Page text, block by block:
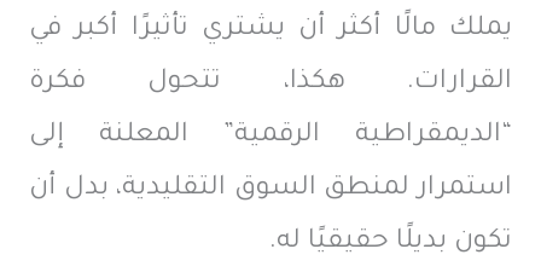
يملك مالًا أكثر أن يشتري تأثيرًا أكبر في
القرارات. هكذا، تتحول فكرة
“الديمقراطية الرقمية” المعلنة إلى
استمرار لمنطق السوق التقليدية، بدل أن
تكون بديلًا حقيقيًا له.